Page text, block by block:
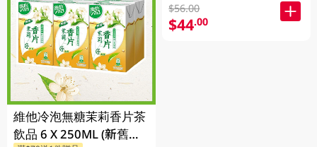
維他冷泡無糖茉莉香片茶
飲品 6 X 250ML (新舊包
$56.00
$44.00